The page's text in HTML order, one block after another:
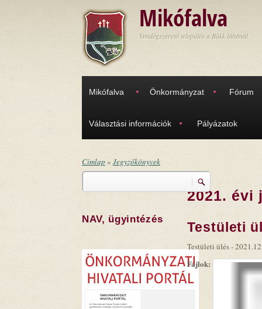
Mikófalva
Vendégszerető település a Bükk lábánál
Mikófalva Önkormányzat Fórum
Választási információk Pályázatok
Címlap » Jegyzőkönyvek
Keresés
NAV, ügyintézés
2021. évi
Testületi
Testületi ülés -
Fájlok: